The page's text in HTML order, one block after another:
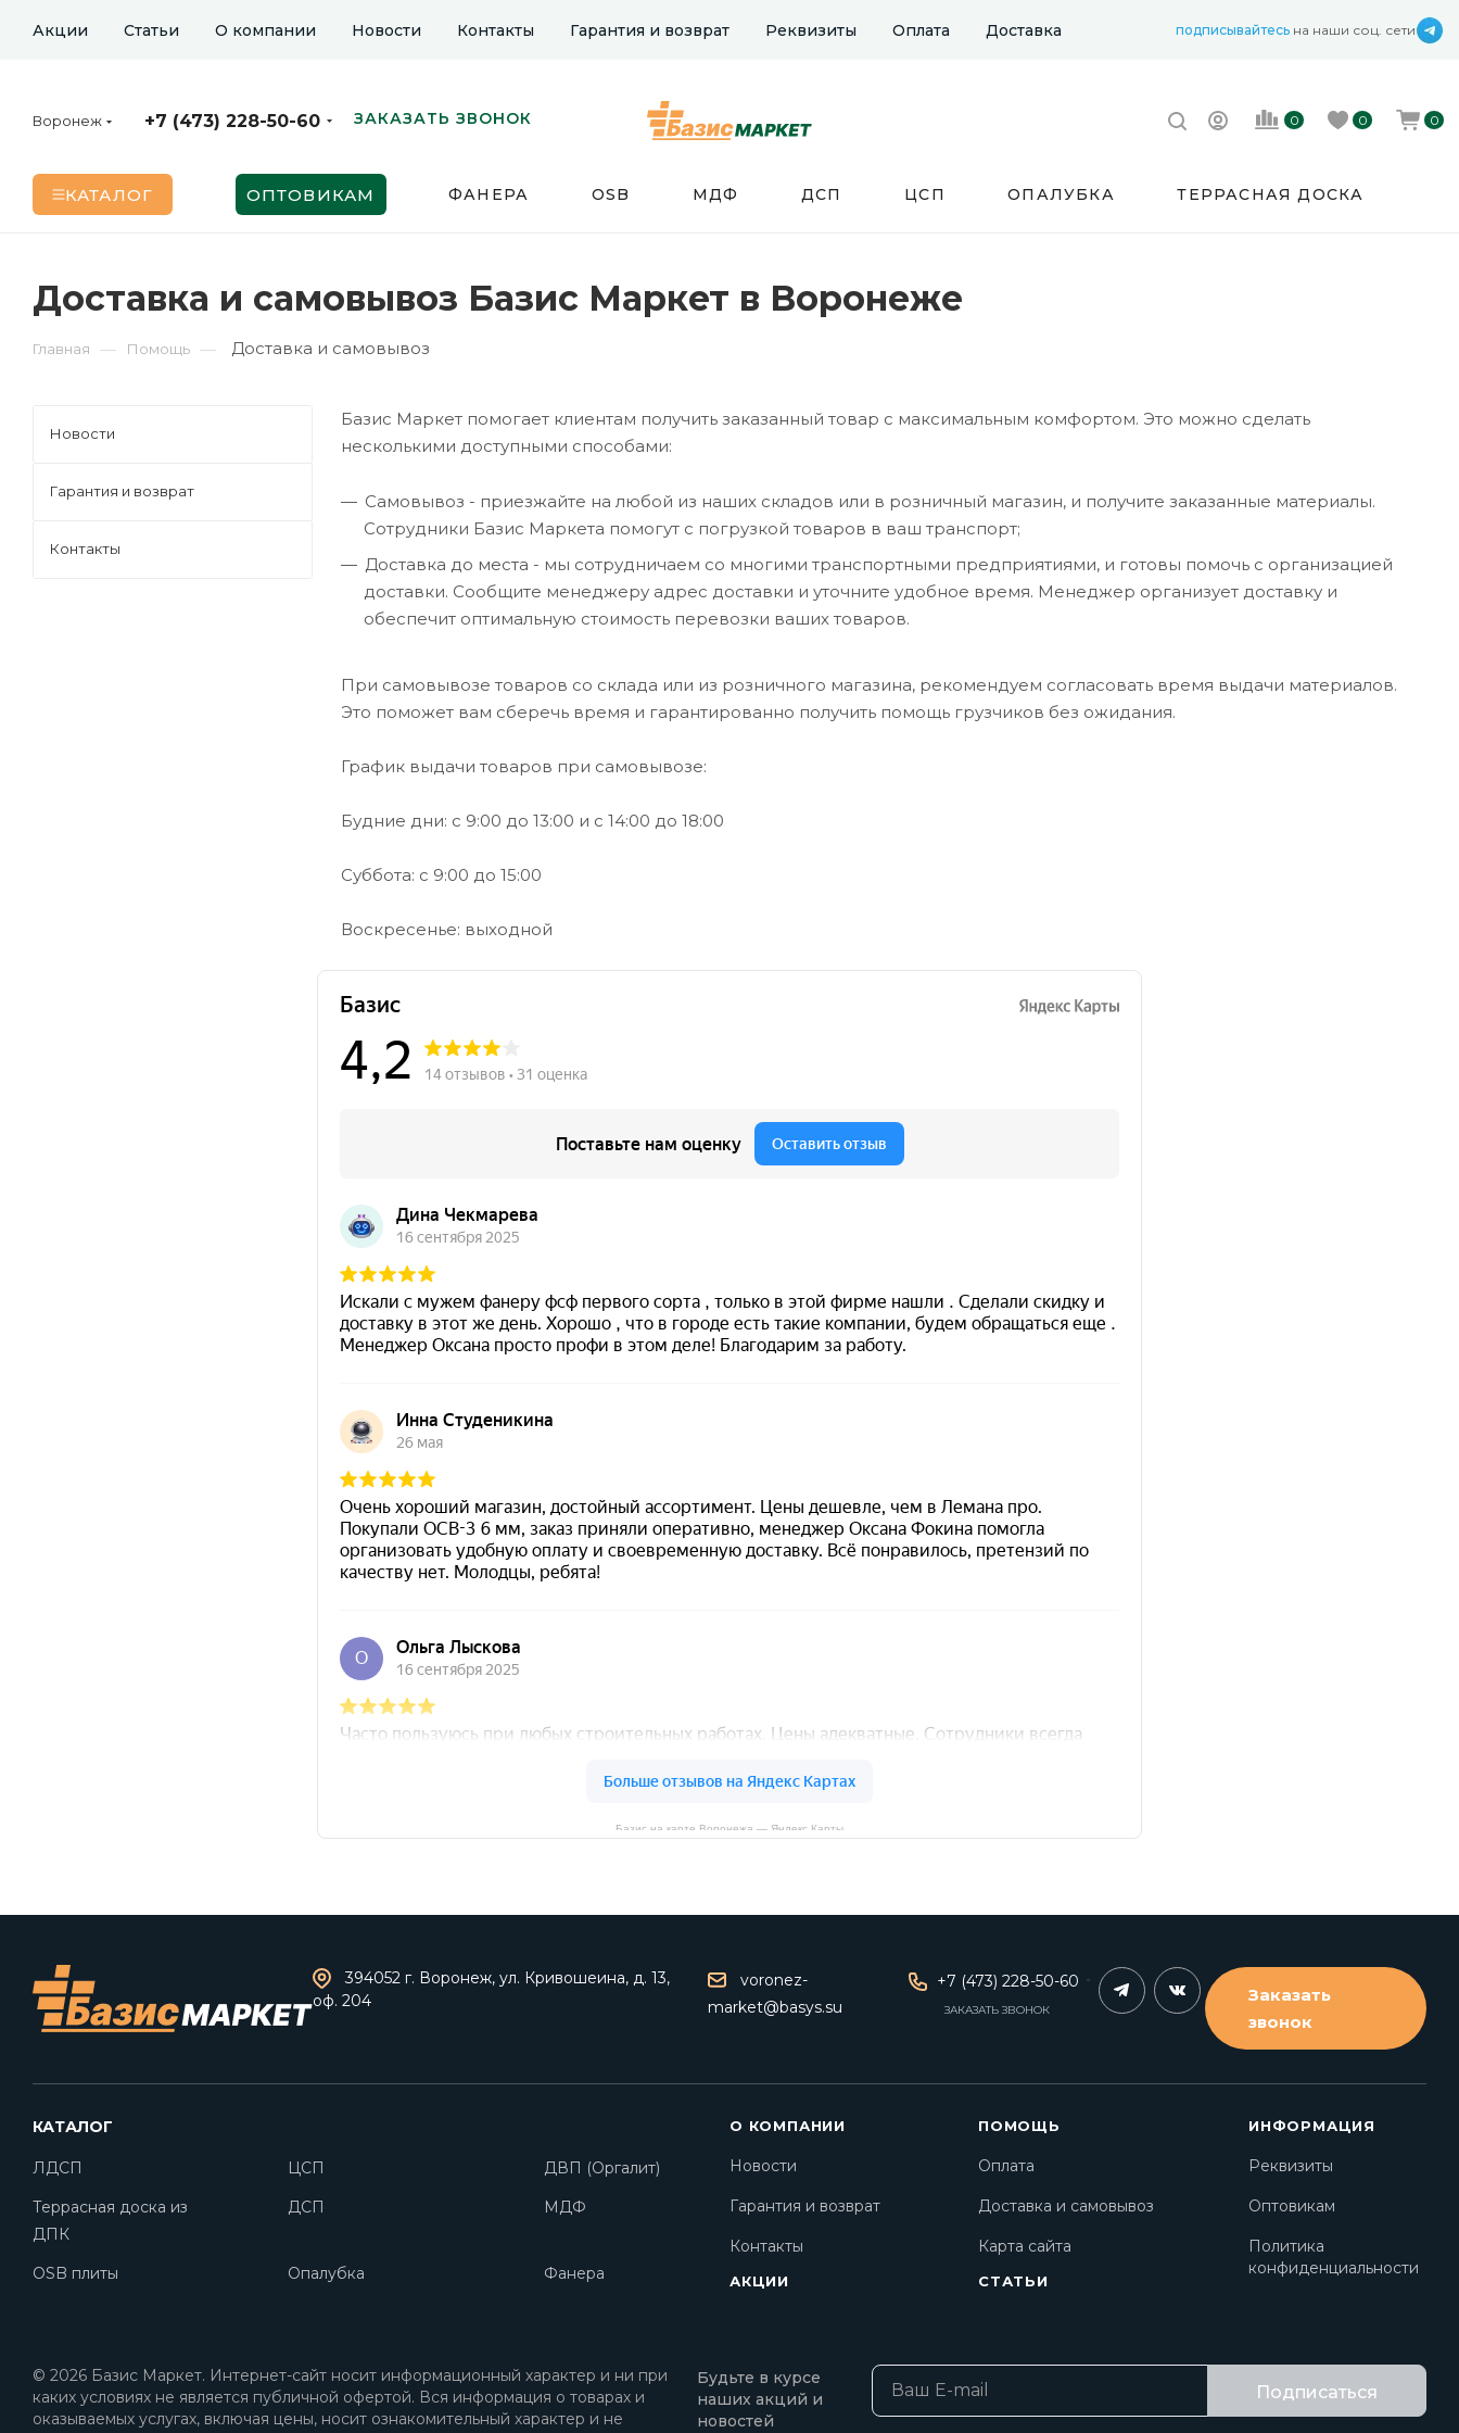
Акции Статьи О компании Новости Контакты Гарантия и возврат Реквизиты Оплата Доставка подписывайтесь на наши соц. сети
Воронеж +7 (473) 228-50-60 ЗАКАЗАТЬ ЗВОНОК 0 0 0
КАТАЛОГ ОПТОВИКАМ ФАНЕРА OSB МДФ ДСП ЦСП ОПАЛУБКА ТЕРРАСНАЯ ДОСКА
Доставка и самовывоз Базис Маркет в Воронеже
Главная — Помощь — Доставка и самовывоз
Базис Маркет помогает клиентам получить заказанный товар с максимальным комфортом. Это можно сделать
несколькими доступными способами:
Самовывоз - приезжайте на любой из наших складов или в розничный магазин, и получите заказанные материалы.
Сотрудники Базис Маркета помогут с погрузкой товаров в ваш транспорт;
Доставка до места - мы сотрудничаем со многими транспортными предприятиями, и готовы помочь с организацией
доставки. Сообщите менеджеру адрес доставки и уточните удобное время. Менеджер организует доставку и
обеспечит оптимальную стоимость перевозки ваших товаров.
При самовывозе товаров со склада или из розничного магазина, рекомендуем согласовать время выдачи материалов.
Это поможет вам сберечь время и гарантированно получить помощь грузчиков без ожидания.
График выдачи товаров при самовывозе:
Будние дни: с 9:00 до 13:00 и с 14:00 до 18:00
Суббота: с 9:00 до 15:00
Воскресенье: выходной
Новости
Гарантия и возврат
Контакты
Базис на карте Воронежа — Яндекс Карты
394052 г. Воронеж, ул. Кривошеина, д. 13,
оф. 204
voronez-
market@basys.su
+7 (473) 228-50-60
ЗАКАЗАТЬ ЗВОНОК
Заказать
звонок
КАТАЛОГ
ЛДСП ЦСП
ДВП (Оргалит)
Террасная доска из
ДПК
ДСП МДФ
OSB плиты Опалубка Фанера
О КОМПАНИИ
Новости
Гарантия и возврат
Контакты
АКЦИИ
ПОМОЩЬ
Оплата
Доставка и самовывоз
Карта сайта
СТАТЬИ
ИНФОРМАЦИЯ
Реквизиты
Оптовикам
Политика
конфиденциальности
Будьте в курсе
наших акций и
новостей
Подписаться
© 2026 Базис Маркет. Интернет-сайт носит информационный характер и ни при
каких условиях не является публичной офертой. Вся информация о товарах и
оказываемых услугах, включая цены, носит ознакомительный характер и не